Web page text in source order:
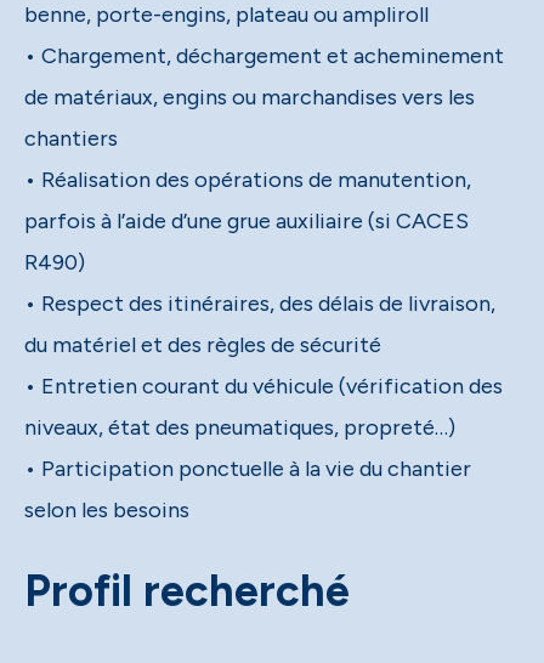
benne, porte-engins, plateau ou ampliroll
• Chargement, déchargement et acheminement
de matériaux, engins ou marchandises vers les
chantiers
• Réalisation des opérations de manutention,
parfois à l’aide d’une grue auxiliaire (si CACES
R490)
• Respect des itinéraires, des délais de livraison,
du matériel et des règles de sécurité
• Entretien courant du véhicule (vérification des
niveaux, état des pneumatiques, propreté…)
• Participation ponctuelle à la vie du chantier
selon les besoins
Profil recherché